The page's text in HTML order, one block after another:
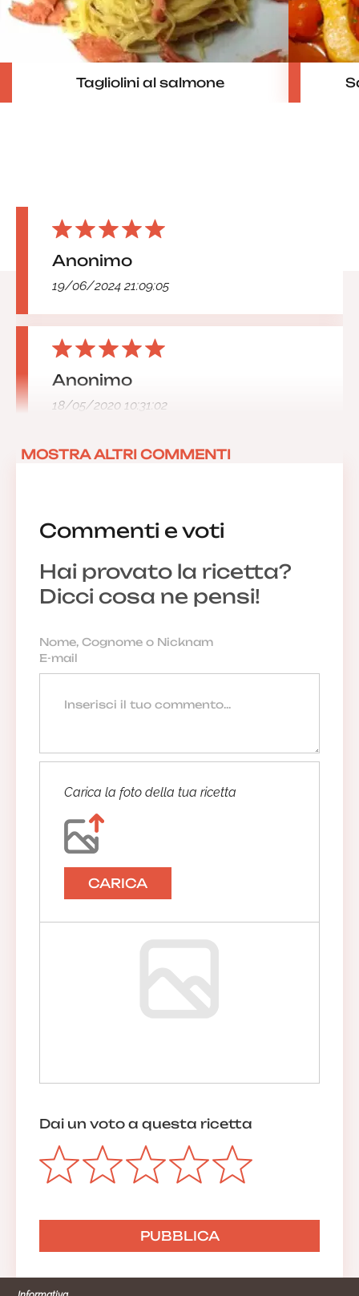
Tagliolini al salmone
Commenti e voti
Hai provato la ricetta?
Dicci cosa ne pensi!
Carica la foto della tua ricetta
CARICA
Dai un voto a questa ricetta
Anonimo
19/06/2024 21:09:05
Anonimo
18/05/2020 10:31:02
MOSTRA ALTRI COMMENTI